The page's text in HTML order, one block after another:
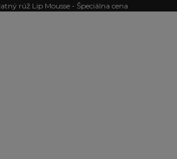
rúž Lip Mousse - Špeciálna cena